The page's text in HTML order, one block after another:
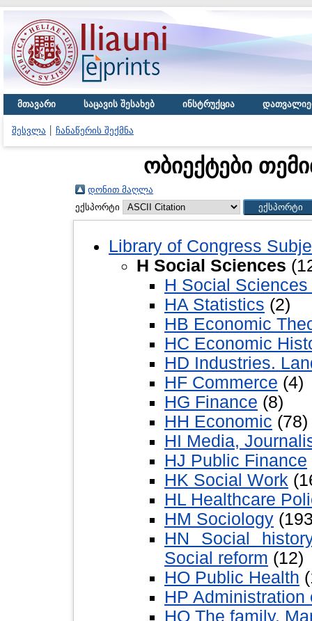
მთავარი საცავის შესახებ ინსტრუქცია
შესვლა ჩანაწერის შექმნა
ობიექტები
დონით მაღლა
ექსპორტი
Library of Congress
H Social Sciences
H Social Sciences
HA Statistics (2)
HB Economic
HC Economic
HD Industries.
HF Commerce (4)
HG Finance (8)
HH Economic (78)
HI Media,
HJ Public Finance
HK Social Work
HL Healthcare
HM Sociology
HN Social
Social reform (12)
HO Public Health
HP
HQ The family.